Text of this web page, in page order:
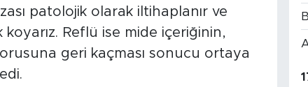
patolojik olarak iltihaplanır ve
Reflü ise mide içeriğinin,
geri kaçması sonucu ortaya